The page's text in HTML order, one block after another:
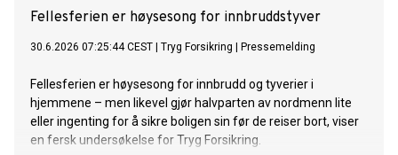
Fellesferien er høysesong for innbruddstyver
30.6.2026 07:25:44 CEST Tryg Forsikring Pressemelding
Fellesferien er høysesong for innbrudd og tyverier i
hjemmene – men likevel gjør halvparten av nordmenn lite
eller ingenting for å sikre boligen sin før de reiser bort, viser
en fersk undersøkelse for Tryg Forsikring.